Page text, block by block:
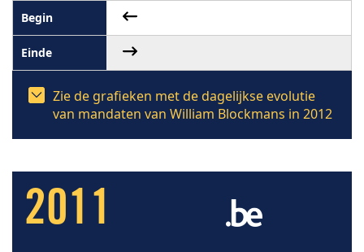
Zie de grafieken met de dagelijkse evolutie
van mandaten van William Blockmans in 2012
2011